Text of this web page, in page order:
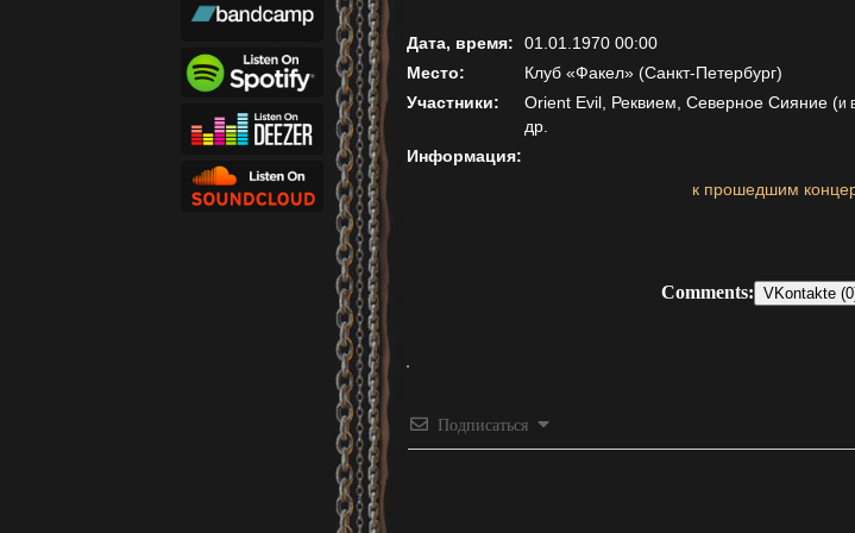
Дата, время:
01.01.1970 00:00
Место:
Клуб «Факел» (Санкт-Петербург)
Участники:
Orient Evil, Реквием, Северное Сияние (и
др.
Информация:
к прошедшим
Comments: VKontakte
Подписаться